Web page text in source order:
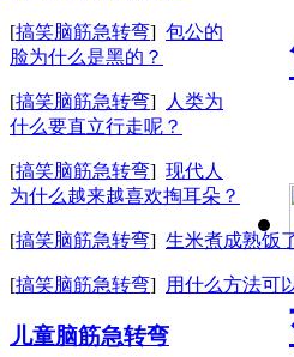
[搞笑脑筋急转弯] 包公的
脸为什么是黑的？
[搞笑脑筋急转弯]
人类为
什么要直立行走呢？
[搞笑脑筋急转弯] 现代人
为什么越来越喜欢掏耳朵？
[搞笑脑筋急转弯] 生米煮成熟饭
[搞笑脑筋急转弯] 用什么方法可
儿童脑筋急转弯